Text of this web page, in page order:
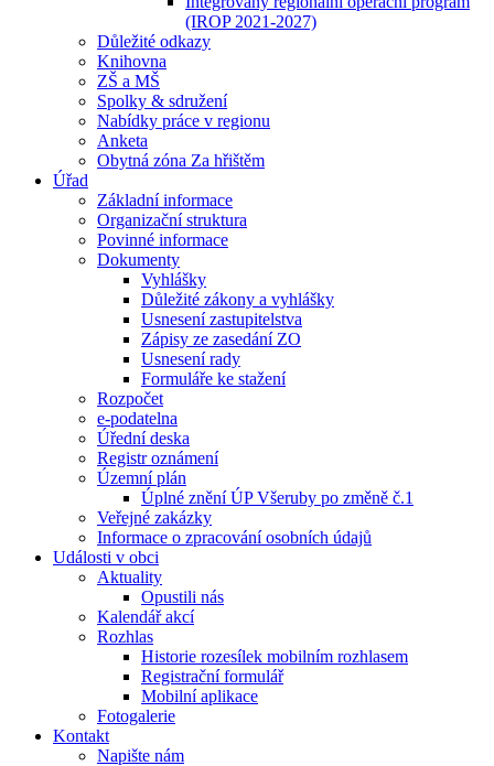
(IROP 2021-2027)
Důležité odkazy
Knihovna
ZŠ a MŠ
Spolky & sdružení
Nabídky práce v regionu
Anketa
Obytná zóna Za hřištěm
Úřad
Základní informace
Organizační struktura
Povinné informace
Dokumenty
Vyhlášky
Důležité zákony a vyhlášky
Usnesení zastupitelstva
Zápisy ze zasedání ZO
Usnesení rady
Formuláře ke stažení
Rozpočet
e-podatelna
Úřední deska
Registr oznámení
Územní plán
Úplné znění ÚP Všeruby po změně č.1
Veřejné zakázky
Informace o zpracování osobních údajů
Události v obci
Aktuality
Opustili nás
Kalendář akcí
Rozhlas
Historie rozesílek mobilním rozhlasem
Registrační formulář
Mobilní aplikace
Fotogalerie
Kontakt
Napište nám